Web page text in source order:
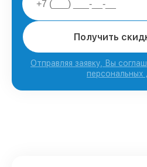
Получить
Отправляя заявку, Вы
персональных